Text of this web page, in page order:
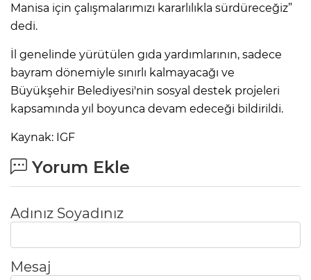
Manisa için çalışmalarımızı kararlılıkla sürdüreceğiz”
dedi.
İl genelinde yürütülen gıda yardımlarının, sadece
bayram dönemiyle sınırlı kalmayacağı ve
Büyükşehir Belediyesi'nin sosyal destek projeleri
kapsamında yıl boyunca devam edeceği bildirildi.
Kaynak: IGF
Yorum Ekle
Adınız Soyadınız
Mesaj